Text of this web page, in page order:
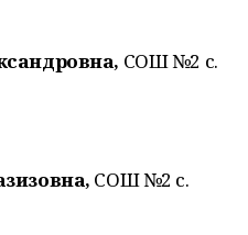
СОШ №2 с.
СОШ №2 с.